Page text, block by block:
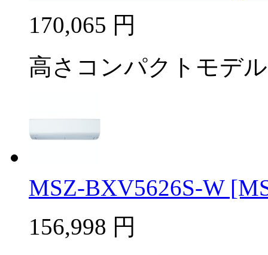
170,065 円
高さコンパクトモデル
MSZ-BXV5626S-W
156,998 円